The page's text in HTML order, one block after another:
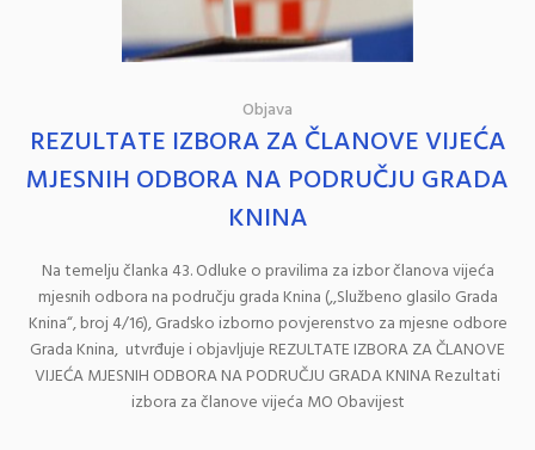
Objava
REZULTATE IZBORA ZA ČLANOVE VIJEĆA
MJESNIH ODBORA NA PODRUČJU GRADA
KNINA
Na temelju članka 43. Odluke o pravilima za izbor članova vijeća
mjesnih odbora na području grada Knina (,,Službeno glasilo Grada
Knina“, broj 4/16), Gradsko izborno povjerenstvo za mjesne odbore
Grada Knina, utvrđuje i objavljuje REZULTATE IZBORA ZA ČLANOVE
VIJEĆA MJESNIH ODBORA NA PODRUČJU GRADA KNINA Rezultati
izbora za članove vijeća MO Obavijest